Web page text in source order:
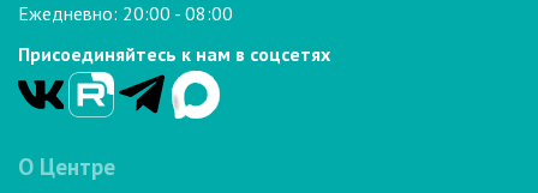
Ежедневно: 20:00 - 08:00
Присоединяйтесь к нам в соцсетях
О Центре